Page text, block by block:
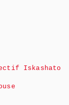
Iskashato